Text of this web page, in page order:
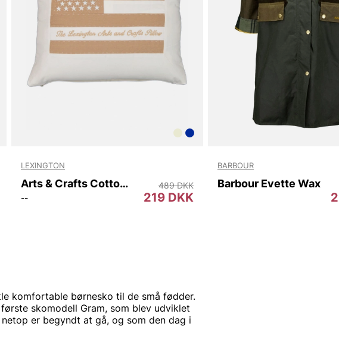
LEXINGTON
Arts & Crafts Cotton Twill Pillow Cover
-- 219 DKK
489 DKK
BARBOUR
Barbour Evette Wax
komfortable børnesko til de små fødder.
skomodell Gram, som blev udviklet
er begyndt at gå, og som den dag i